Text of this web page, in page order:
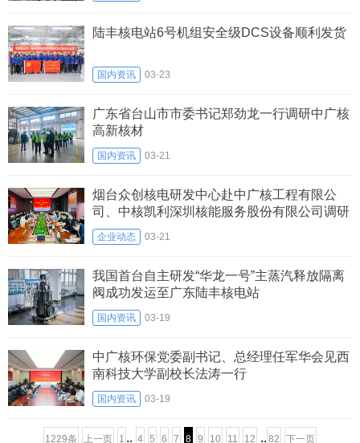
陆丰核电站6号机组安全级DCS设备顺利发货
国内资讯 03-23
广东省台山市市委书记郑劲龙一行调研中广核
高新核材
国内资讯 03-21
烟台众创核电研发中心赴中广核工程有限公
司、中核凯利深圳核能服务股份有限公司调研
考察
企业动态 03-21
我国首台自主研发“华龙一号”主蒸汽释放隔离
阀成功发运至广东陆丰核电站
国内资讯 03-19
中广核环保党委副书记、总经理任军华会见西
南科技大学副校长法涛一行
国内资讯 03-19
1229条 上一页 1 .. 4 5 6 7 8 9 10 11 12 .. 82 下一页